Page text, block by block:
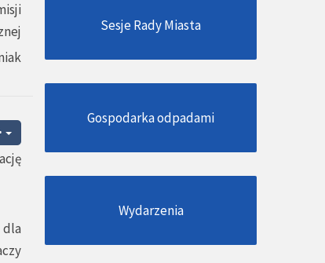
Sesje Rady Miasta
Gospodarka odpadami
Wydarzenia